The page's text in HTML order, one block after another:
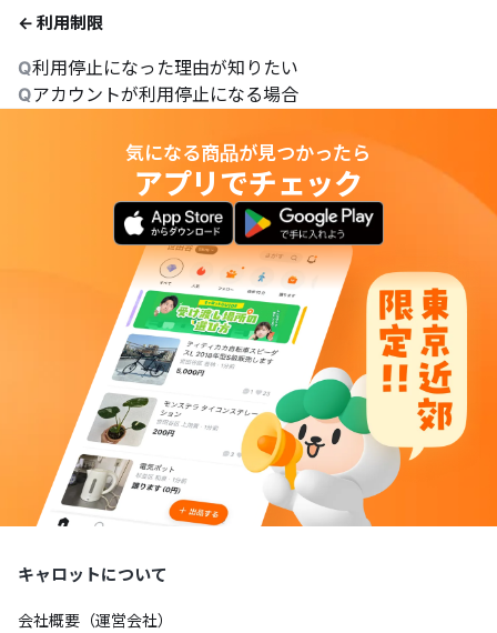
← 利用制限
Q利用停止になった理由が知りたい
Qアカウントが利用停止になる場合
気になる商品が見つかったら
アプリでチェック
キャロットについて
会社概要（運営会社）